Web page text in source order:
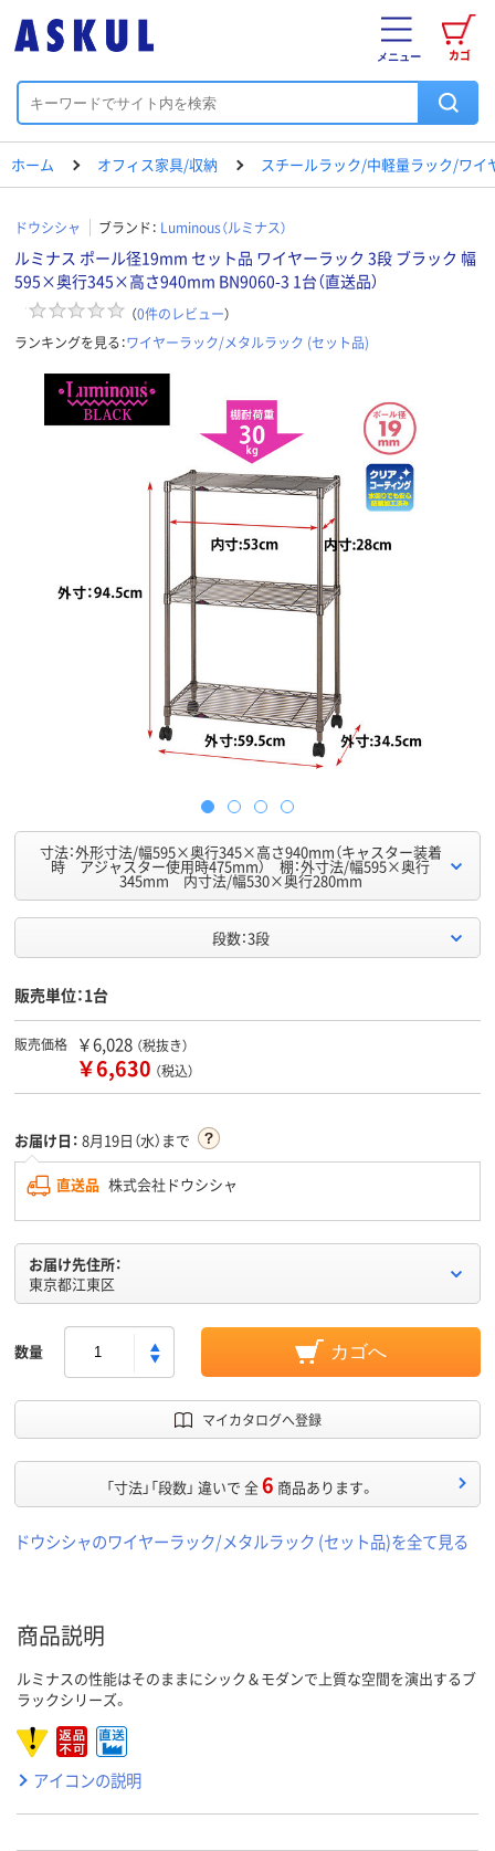
カゴ
メニュー
ホーム オフィス家具/収納 スチールラック/中軽量ラック/ワイ
ドウシシャ ブランド： Luminous（ルミナス）
ルミナス ポール径19mm セット品 ワイヤーラック 3段 ブラック 幅
595×奥行345×高さ940mm BN9060-3 1台（直送品）
（0件のレビュー）
ランキングを見る：ワイヤーラック/メタルラック (セット品)
寸法：外形寸法/幅595×奥行345×高さ940mm（キャスター装着
時 アジャスター使用時475mm） 棚：外寸法/幅595×奥行
345mm 内寸法/幅530×奥行280mm
段数：3段
販売単位：1台
販売価格 ￥6,028 （税抜き）
￥6,630 （税込）
お届け日： 8月19日（水）まで
直送品 株式会社ドウシシャ
お届け先住所：
東京都江東区
数量 カゴへ
マイカタログへ登録
「寸法」「段数」 違いで 全6 商品あります。
ドウシシャのワイヤーラック/メタルラック (セット品)を全て見る
商品説明
ルミナスの性能はそのままにシック＆モダンで上質な空間を演出するブ
ラックシリーズ。
アイコンの説明